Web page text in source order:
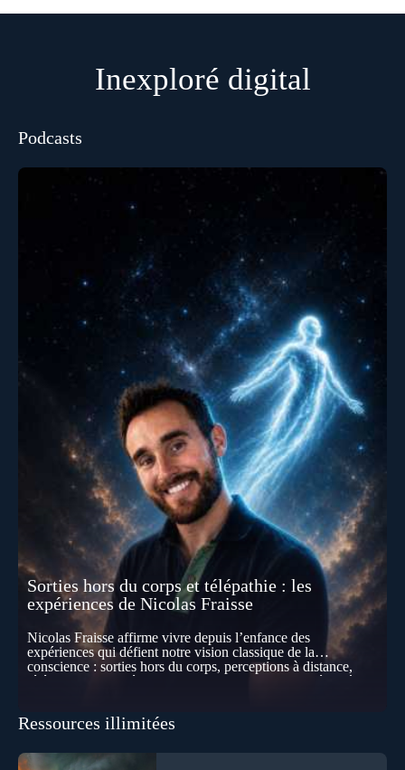
Inexploré digital
Podcasts
Sorties hors du corps et télépathie : les
expériences de Nicolas Fraisse
Nicolas Fraisse affirme vivre depuis l’enfance des
expériences qui défient notre vision classique de la
conscience : sorties hors du corps, perceptions à distance,
télépathie spontanée… Comment accueillir ces phénomènes
les pensées d’autrui ? Que deviennent l’espace, le temps… et
disparaître ? Au fil de cet échange, Nicolas raconte ses
Ressources illimitées